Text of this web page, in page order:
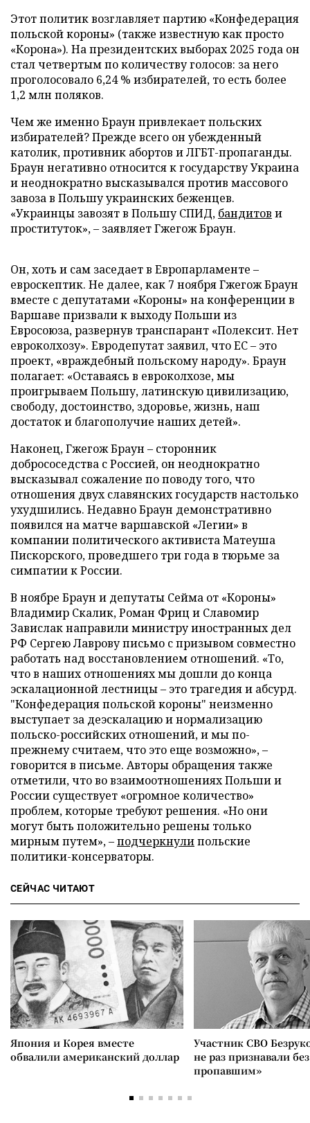
Этот политик возглавляет партию «Конфедерация
польской короны» (также известную как просто
«Корона»). На президентских выборах 2025 года он
стал четвертым по количеству голосов: за него
проголосовало 6,24 % избирателей, то есть более
1,2 млн поляков.
Чем же именно Браун привлекает польских
избирателей? Прежде всего он убежденный
католик, противник абортов и ЛГБТ-пропаганды.
Браун негативно относится к государству Украина
и неоднократно высказывался против массового
завоза в Польшу украинских беженцев.
«Украинцы завозят в Польшу СПИД, бандитов и
проституток», – заявляет Гжегож Браун.
Он, хоть и сам заседает в Европарламенте –
евроскептик. Не далее, как 7 ноября Гжегож Браун
вместе с депутатами «Короны» на конференции в
Варшаве призвали к выходу Польши из
Евросоюза, развернув транспарант «Полексит. Нет
евроколхозу». Евродепутат заявил, что ЕС – это
проект, «враждебный польскому народу». Браун
полагает: «Оставаясь в евроколхозе, мы
проигрываем Польшу, латинскую цивилизацию,
свободу, достоинство, здоровье, жизнь, наш
достаток и благополучие наших детей».
Наконец, Гжегож Браун – сторонник
добрососедства с Россией, он неоднократно
высказывал сожаление по поводу того, что
отношения двух славянских государств настолько
ухудшились. Недавно Браун демонстративно
появился на матче варшавской «Легии» в
компании политического активиста Матеуша
Пискорского, проведшего три года в тюрьме за
симпатии к России.
В ноябре Браун и депутаты Сейма от «Короны»
Владимир Скалик, Роман Фриц и Славомир
Завислак направили министру иностранных дел
РФ Сергею Лаврову письмо с призывом совместно
работать над восстановлением отношений. «То,
что в наших отношениях мы дошли до конца
эскалационной лестницы – это трагедия и абсурд.
"Конфедерация польской короны" неизменно
выступает за деэскалацию и нормализацию
польско-российских отношений, и мы по-
прежнему считаем, что это еще возможно», –
говорится в письме. Авторы обращения также
отметили, что во взаимоотношениях Польши и
России существует «огромное количество»
проблем, которые требуют решения. «Но они
могут быть положительно решены только
мирным путем», –подчеркнулипольские
политики-консерваторы.
СЕЙЧАС ЧИТАЮТ
Япония и Корея вместе
обвалили американский доллар
Участник СВО
не раз признавали
пропавшим»